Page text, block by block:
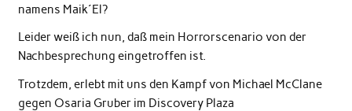
namens Maik´El?
Leider weiß ich nun, daß mein Horrorscenario von der
Nachbesprechung eingetroffen ist.
Trotzdem, erlebt mit uns den Kampf von Michael McClane
gegen Osaria Gruber im Discovery Plaza